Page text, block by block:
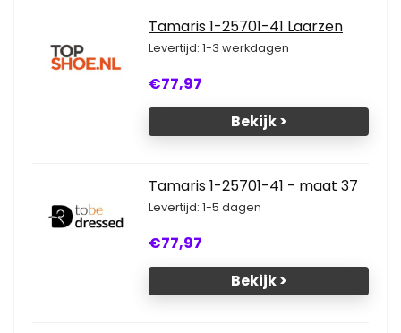
Tamaris 1-25701-41 Laarzen
Levertijd: 1-3 werkdagen
€77,97
Bekijk >
Tamaris 1-25701-41 - maat 37
Levertijd: 1-5 dagen
€77,97
Bekijk >